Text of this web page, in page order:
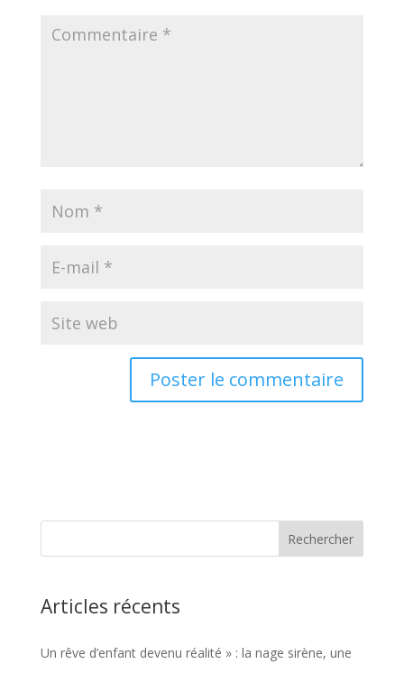
Articles récents
Un rêve d’enfant devenu réalité » : la nage sirène, une